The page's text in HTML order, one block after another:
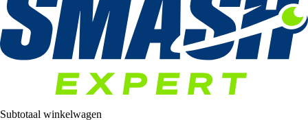
Subtotaal winkelwagen